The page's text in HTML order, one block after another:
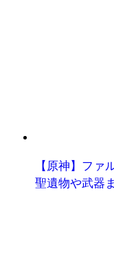
【原神】ファ
聖遺物や武器